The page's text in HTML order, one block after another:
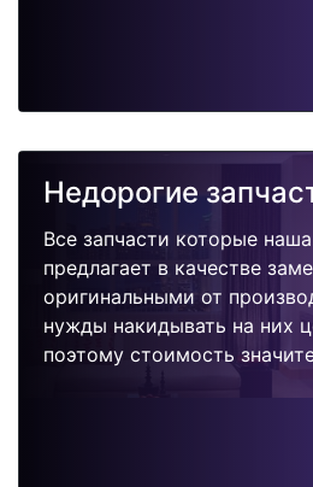
Недорогие
Все запчасти которые
предлагает в качестве
оригинальными от
нужды накидывать на них
поэтому стоимость